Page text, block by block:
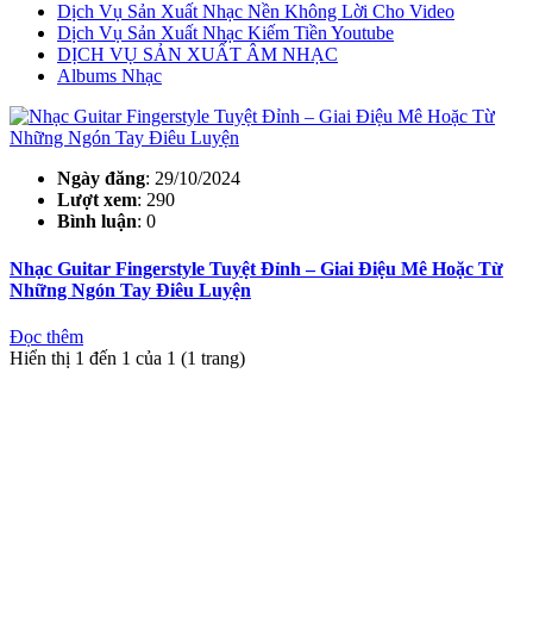
Dịch Vụ Sản Xuất Nhạc Nền Không Lời Cho Video
Dịch Vụ Sản Xuất Nhạc Kiếm Tiền Youtube
DỊCH VỤ SẢN XUẤT ÂM NHẠC
Albums Nhạc
Ngày đăng: 29/10/2024
Lượt xem: 290
Bình luận: 0
Nhạc Guitar Fingerstyle Tuyệt Đỉnh – Giai Điệu Mê Hoặc Từ
Những Ngón Tay Điêu Luyện
Đọc thêm
Hiển thị 1 đến 1 của 1 (1 trang)